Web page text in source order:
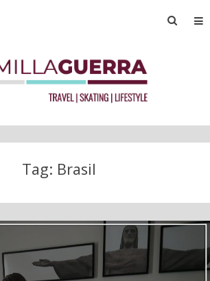
Tag: Brasil